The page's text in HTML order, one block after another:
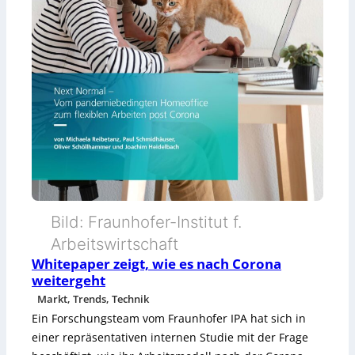
e
t
V
r
i
e
n
Bild: Fraunhofer-Institut f.
Arbeitswirtschaft
Whitepaper zeigt, wie es nach Corona
weitergeht
Markt, Trends, Technik
Ein Forschungsteam vom Fraunhofer IPA hat sich in
einer repräsentativen internen Studie mit der Frage